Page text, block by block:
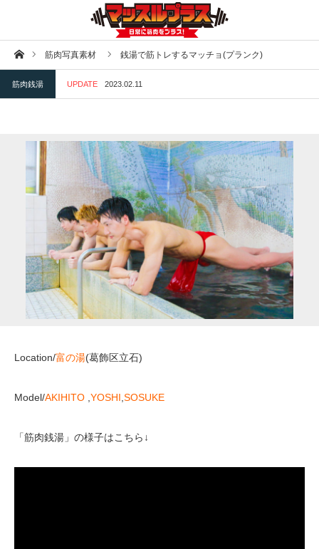
ホーム筋肉写真素材 銭湯で筋トレするマッチョ(プランク)
筋肉銭湯 UPDATE 2023.02.11
Location/富の湯(葛飾区立石)
Model/AKIHITO YOSHI SOSUKE
「筋肉銭湯」の様子はこちら↓